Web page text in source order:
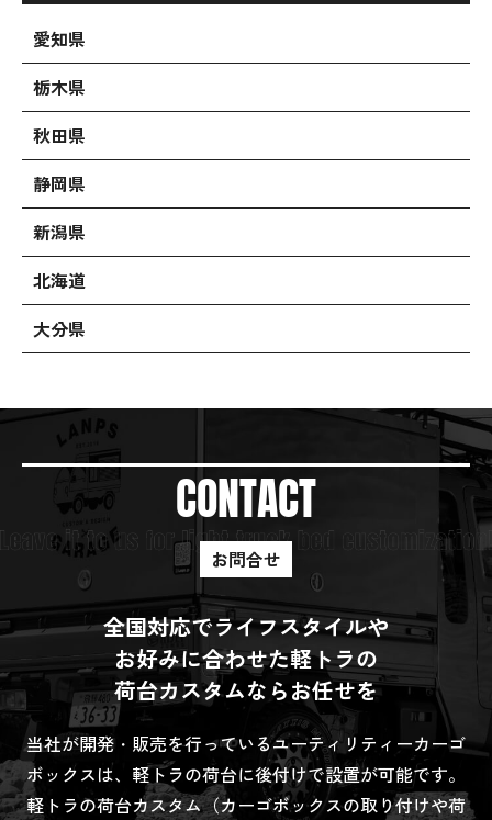
愛知県
栃木県
秋田県
静岡県
新潟県
北海道
大分県
CONTACT
お問合せ
全国対応でライフスタイルや
お好みに合わせた軽トラの
荷台カスタムならお任せを
当社が開発・販売を行っているユーティリティーカーゴ
ボックスは、軽トラの荷台に後付けで設置が可能です。
軽トラの荷台カスタム（カーゴボックスの取り付けや荷